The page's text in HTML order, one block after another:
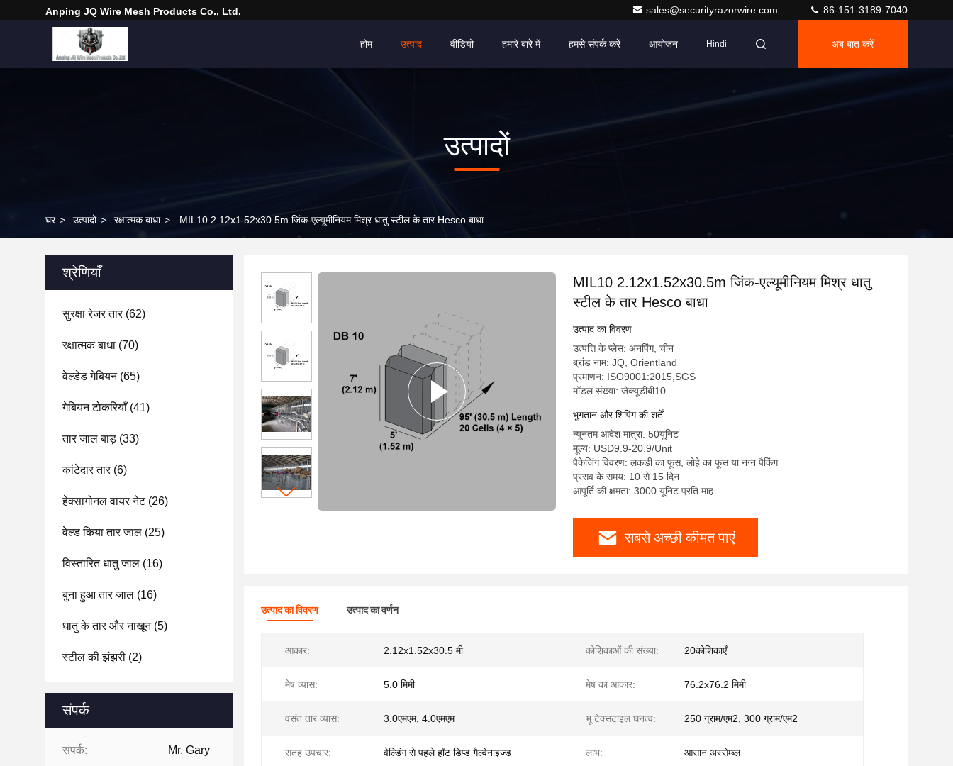
Anping JQ Wire Mesh Products Co., Ltd. sales@securityrazorwire.com 86-151-3189-7040
होम उत्पाद वीडियो हमारे बारे में हमसे संपर्क करें आयोजन Hindi अब बात करें
उत्पादों
घर > उत्पादों > रक्षात्मक बाधा > MIL10 2.12x1.52x30.5m जिंक-एल्यूमीनियम मिश्र धातु स्टील के तार Hesco बाधा
श्रेणियाँ
सुरक्षा रेजर तार(62)
रक्षात्मक बाधा (70)
वेल्डेड गेबियन(65)
गेबियन टोकरियाँ(41)
तार जाल बाड़ (33)
कांटेदार तार(6)
हेक्सागोनल वायर नेट(26)
वेल्ड किया तार जाल (25)
विस्तारित धातु जाल (16)
बुना हुआ तार जाल (16)
धातु के तार और नाखून(5)
स्टील की झंझरी (2)
संपर्क
संपर्क: Mr. Gary
MIL10 2.12x1.52x30.5m जिंक-एल्यूमीनियम मिश्र धातु
स्टील के तार Hesco बाधा
उत्पाद का विवरण
उत्पत्ति के प्लेस: अनपिंग, चीन
ब्रांड नाम: JQ, Orientland
प्रमाणन: ISO9001:2015,SGS
मॉडल संख्या: जेक्यूडीबी10
भुगतान और शिपिंग की शर्तें
न्यूनतम आदेश मात्रा: 50यूनिट
मूल्य: USD9.9-20.9/Unit
पैकेजिंग विवरण: लकड़ी का फूस, लोहे का फूस या नग्न पैकिंग
प्रसव के समय: 10 से 15 दिन
आपूर्ति की क्षमता: 3000 यूनिट प्रति माह
सबसे अच्छी कीमत पाएं
उत्पाद का विवरण उत्पाद का वर्णन
आकार: 2.12x1.52x30.5 मी कोशिकाओं की संख्या: 20कोशिकाएँ
मेष व्यास: 5.0 मिमी मेष का आकार: 76.2x76.2 मिमी
वसंत तार व्यास: 3.0एमएम, 4.0एमएम भू टेक्सटाइल घनत्व: 250 ग्राम/एम2, 300 ग्राम/एम2
सतह उपचार: वेल्डिंग से पहले हॉट डिप्ड गैल्वेनाइज्ड लाभ: आसान अस्सेम्ब्ल